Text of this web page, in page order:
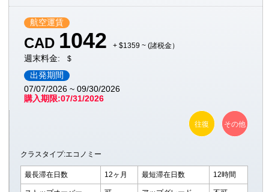
航空運賃
CAD 1042 + $1359 ~ (諸税金）
週末料金: $
出発期間
07/07/2026 ~ 09/30/2026
購入期限:07/31/2026
その他
往復
クラスタイプ:エコノミー
最長滞在日数 12ヶ月 最短滞在日数 12時間